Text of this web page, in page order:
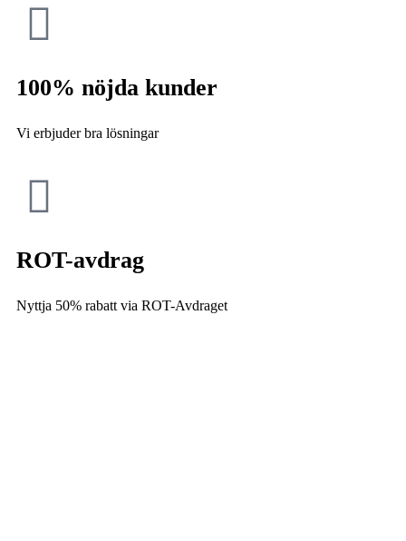
100% nöjda kunder
Vi erbjuder bra lösningar
ROT-avdrag
Nyttja 50% rabatt via ROT-Avdraget